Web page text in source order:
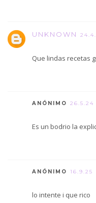
UNKNOWN
Que lindas recetas
ANÓNIMO 26.5.24
Es un bodrio la
ANÓNIMO 16.9.25
lo intente i que rico